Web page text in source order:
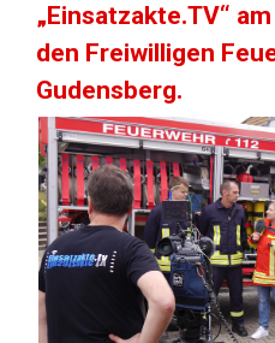
„Einsatzakte.TV“
den Freiwilligen
Gudensberg.